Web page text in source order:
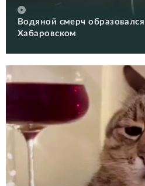
Водяной смерч
Хабаровском